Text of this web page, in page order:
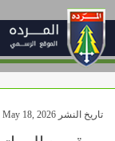
تاريخ النشر May 18, 2026